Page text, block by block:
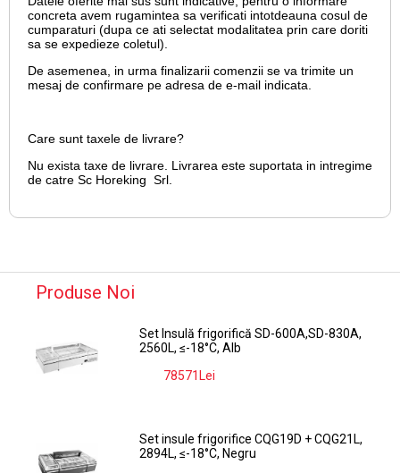
concreta avem rugamintea sa verificati intotdeauna cosul de
cumparaturi (dupa ce ati selectat modalitatea prin care doriti
sa se expedieze coletul).
De asemenea, in urma finalizarii comenzii se va trimite un
mesaj de confirmare pe adresa de e-mail indicata.
Care sunt taxele de livrare?
Nu exista taxe de livrare. Livrarea este suportata in intregime
de catre Sc Horeking Srl.
Produse Noi
Set Insulă frigorifică SD-600A,SD-830A,
2560L, ≤-18°C, Alb
78571Lei
Set insule frigorifice CQG19D + CQG21L,
2894L, ≤-18°C, Negru